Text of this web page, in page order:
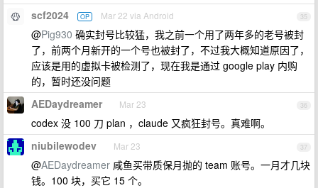
35
scf2024 OP Mar 22 via Android
@Pig930 确实封号比较猛，我之前一个用了两年多的老号被封
了，前两个月新开的一个号也被封了，不过我大概知道原因了，
应该是用的虚拟卡被检测了，现在我是通过 google play 内购
的，暂时还没问题
36
AEDaydreamer Mar 23
codex 没 100 刀 plan ，claude 又疯狂封号。真难啊。
37
niubilewodev Mar 23
@AEDaydreamer 咸鱼买带质保月抛的 team 账号。一月才几块
钱。100 块，买它 15 个。